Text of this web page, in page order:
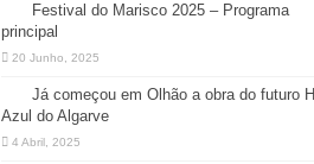
Festival do Marisco 2025 – Programa
principal
20 Junho, 2025
Já começou em Olhão a obra do futuro
Azul do Algarve
4 Abril, 2025